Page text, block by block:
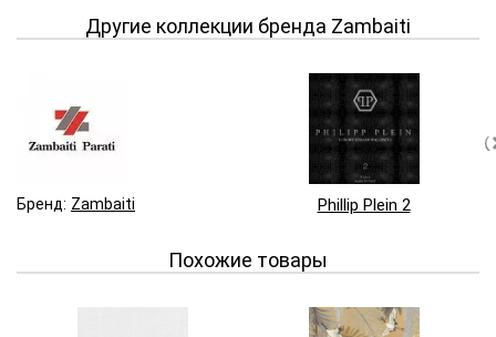
Другие коллекции бренда Zambaiti
Бренд: Zambaiti Phillip Plein 2
Похожие товары